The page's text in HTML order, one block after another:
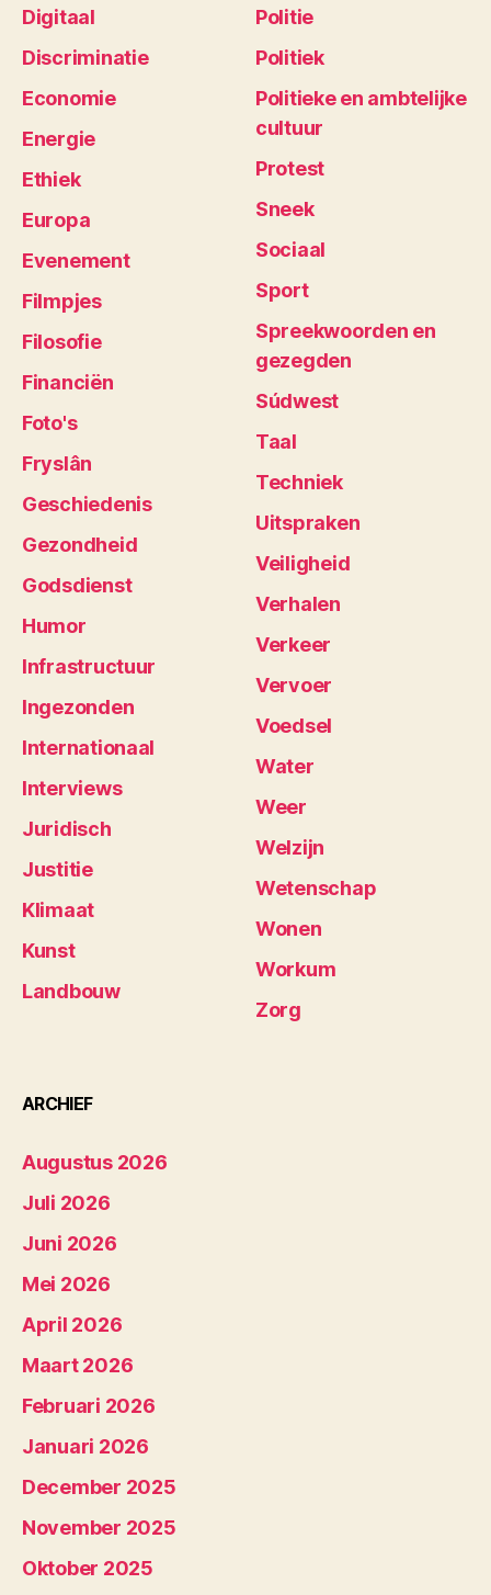
Digitaal
Discriminatie
Economie
Energie
Ethiek
Europa
Evenement
Filmpjes
Filosofie
Financiën
Foto's
Fryslân
Geschiedenis
Gezondheid
Godsdienst
Humor
Infrastructuur
Ingezonden
Internationaal
Interviews
Juridisch
Justitie
Klimaat
Kunst
Landbouw
Politie
Politiek
Politieke en ambtelijke
cultuur
Protest
Sneek
Sociaal
Sport
Spreekwoorden en
gezegden
Súdwest
Taal
Techniek
Uitspraken
Veiligheid
Verhalen
Verkeer
Vervoer
Voedsel
Water
Weer
Welzijn
Wetenschap
Wonen
Workum
Zorg
ARCHIEF
Augustus 2026
Juli 2026
Juni 2026
Mei 2026
April 2026
Maart 2026
Februari 2026
Januari 2026
December 2025
November 2025
Oktober 2025